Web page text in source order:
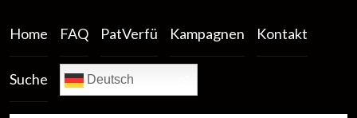
Home FAQ PatVerfü Kampagnen Kontakt
Suche Deutsch